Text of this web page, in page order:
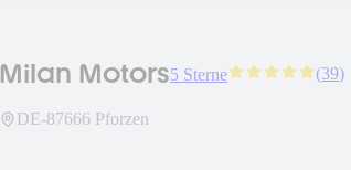
Milan Motors5 Sterne (39)
DE-87666 Pforzen